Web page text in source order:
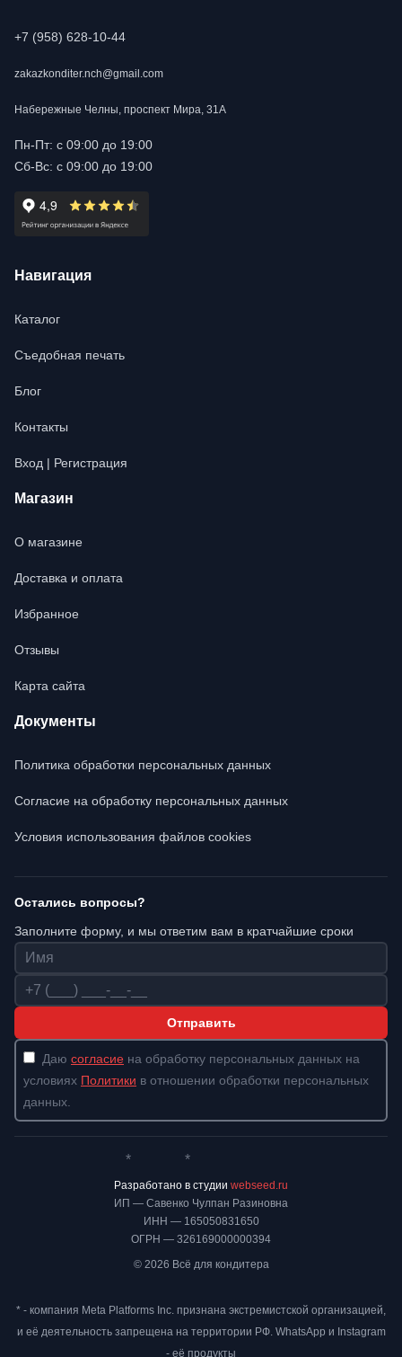
+7 (958) 628-10-44
zakazkonditer.nch@gmail.com
Набережные Челны, проспект Мира, 31А
Пн-Пт: с 09:00 до 19:00
Сб-Вс: с 09:00 до 19:00
Навигация
Каталог
Съедобная печать
Блог
Контакты
Вход | Регистрация
Магазин
О магазине
Доставка и оплата
Избранное
Отзывы
Карта сайта
Документы
Политика обработки персональных данных
Согласие на обработку персональных данных
Условия использования файлов cookies
Остались вопросы?
Заполните форму, и мы ответим вам в кратчайшие сроки
Имя
Телефон
Отправить
Даю согласие на обработку персональных данных на
условиях Политики в отношении обработки персональных
данных.
ИП — Савенко Чулпан Разиновна
ИНН — 165050831650
ОГРН — 326169000000394
© 2026 Всё для кондитера
* *
Разработано в студии webseed.ru
* - компания Meta Platforms Inc. признана экстремистской организацией,
и её деятельность запрещена на территории РФ. WhatsApp и Instagram
- её продукты